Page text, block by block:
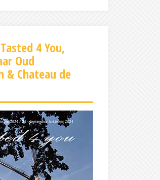
4 You,
Oud
& Chateau de